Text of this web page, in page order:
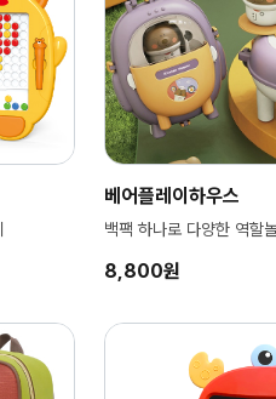
베어플레이하우스
백팩 하나로 다양한 역할
8,800원